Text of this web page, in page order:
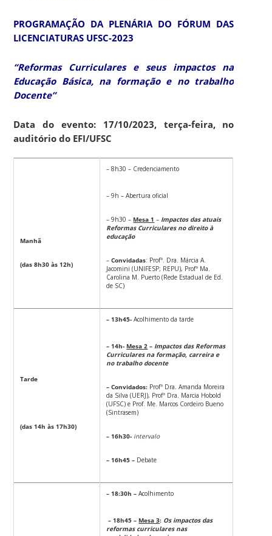
PROGRAMAÇÃO DA PLENÁRIA DO FÓRUM DAS
LICENCIATURAS UFSC-2023
“Reformas Curriculares e seus impactos na
Educação Básica, na formação e no trabalho
Docente”
Data do evento: 17/10/2023, terça-feira, no
auditório do EFI/UFSC
Manhã
(das 8h30 às 12h)
– 8h30 – Credenciamento
– 9h – Abertura oficial
– 9h30 – Mesa 1 – Impactos das atuais
Reformas Curriculares no direito à
educação
–Convidadas: Profª. Dra. Márcia A.
Jacomini (UNIFESP; REPU), Profª Ma.
Carolina M. Puerto (Rede Estadual de Ed.
de SC)
Tarde
(das 14h às 17h30)
– 13h45-Acolhimento da tarde
– 14h- Mesa 2 – Impactos das Reformas
Curriculares na formação, carreira e
no trabalho docente
– Convidados: Profª Dra. Amanda Moreira
da Silva (UERJ), Profª Dra. Marcia Hobold
(UFSC) e Prof. Me. Marcos Cordeiro Bueno
(Sintrasem)
– 16h30- intervalo
– 16h45 – Debate
– 18:30h –Acolhimento
– 18h45 – Mesa 3: Os impactos das
reformas curriculares nas